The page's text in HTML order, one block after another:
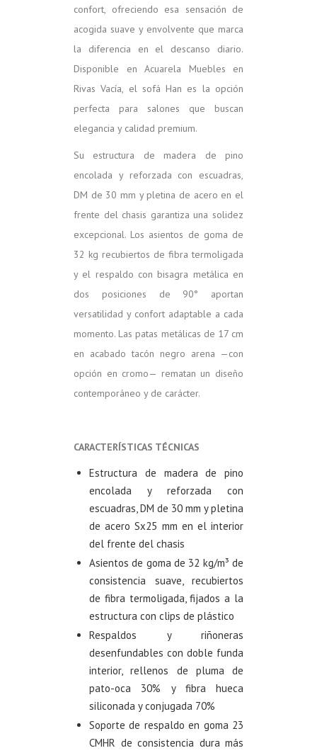
confort, ofreciendo esa sensación de
acogida suave y envolvente que marca
la diferencia en el descanso diario.
Disponible en Acuarela Muebles en
Rivas Vacía, el sofá Han es la opción
perfecta para salones que buscan
elegancia y calidad premium.
Su estructura de madera de pino
encolada y reforzada con escuadras,
DM de 30 mm y pletina de acero en el
frente del chasis garantiza una solidez
excepcional. Los asientos de goma de
32 kg recubiertos de fibra termoligada
y el respaldo con bisagra metálica en
dos posiciones de 90° aportan
versatilidad y confort adaptable a cada
momento. Las patas metálicas de 17 cm
en acabado tacón negro arena —con
opción en cromo— rematan un diseño
contemporáneo y de carácter.
CARACTERÍSTICAS TÉCNICAS
Estructura de madera de pino
encolada y reforzada con
escuadras, DM de 30 mm y pletina
de acero Sx25 mm en el interior
del frente del chasis
Asientos de goma de 32 kg/m³ de
consistencia suave, recubiertos
de fibra termoligada, fijados a la
estructura con clips de plástico
Respaldos y riñoneras
desenfundables con doble funda
interior, rellenos de pluma de
pato-oca 30% y fibra hueca
siliconada y conjugada 70%
Soporte de respaldo en goma 23
CMHR de consistencia dura más